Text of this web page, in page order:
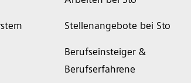
Stellenangebote bei Sto
Berufseinsteiger &
Berufserfahrene